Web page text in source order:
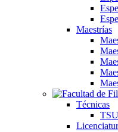
Maestrías
Técnicas